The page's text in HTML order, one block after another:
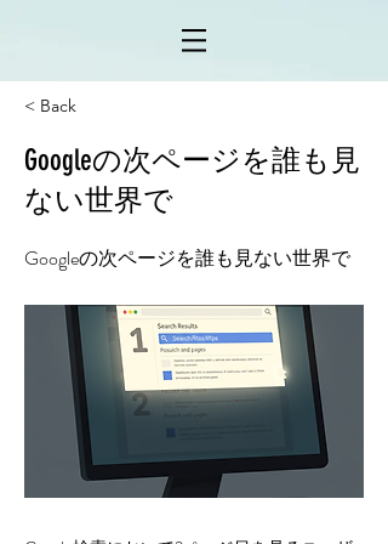
< Back
Googleの次ページを誰も見
ない世界で
Googleの次ページを誰も見ない世界で